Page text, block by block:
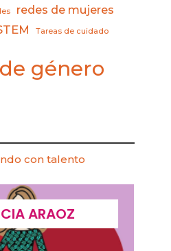
redes de mujeres
Tareas de cuidado
género
con talento
ARAOZ